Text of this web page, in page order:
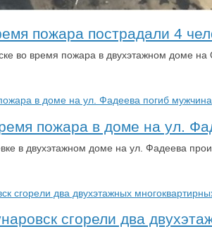
пожара пострадали 4
во время пожара в двухэтажном доме
пожара в доме на ул.
в двухэтажном доме на ул. Фадеева
сгорели два